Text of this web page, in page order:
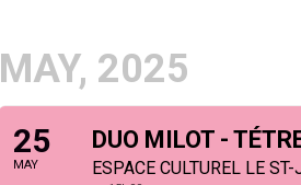
MAY, 2025
25
MAY
DUO MILOT -
ESPACE CULTUREL LE